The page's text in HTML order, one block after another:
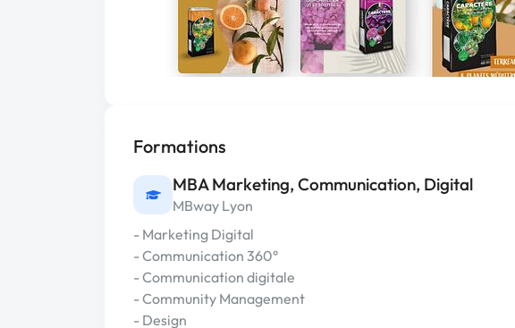
Formations
MBA Marketing, Communication, Digital
MBway Lyon
- Marketing Digital
- Communication 360°
- Communication digitale
- Community Management
- Design